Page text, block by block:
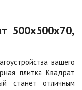
Цена по запросу
Кармен
Цена по запросу
500х500х70,
вашего
плитка Квадрат
станет отличным